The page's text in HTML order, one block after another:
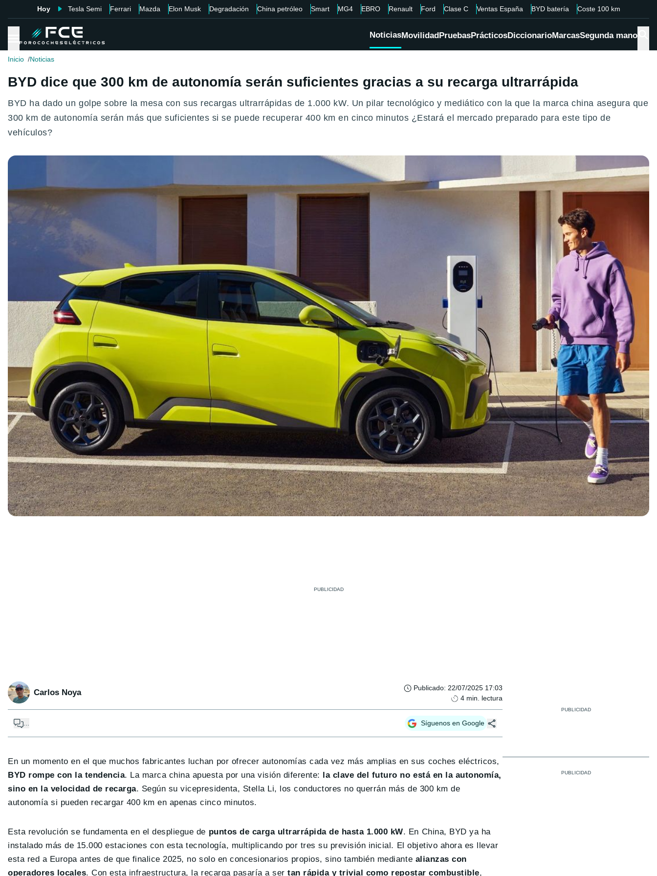
Hoy Tesla Semi Ferrari Mazda Elon Musk Degradación China petróleo Smart MG4 EBRO Renault Ford Clase C Ventas España BYD batería Coste 100 km
NoticiasMovilidadPruebasPrácticosDiccionarioMarcasSegunda mano
Inicio Noticias
BYD dice que 300 km de autonomía serán suficientes gracias a su recarga ultrarrápida
BYD ha dado un golpe sobre la mesa con sus recargas ultrarrápidas de 1.000 kW. Un pilar tecnológico y mediático con la que la marca china asegura que
300 km de autonomía serán más que suficientes si se puede recuperar 400 km en cinco minutos ¿Estará el mercado preparado para este tipo de
vehículos?
Carlos Noya Publicado: 22/07/2025 17:03
4 min. lectura
... Síguenos en Google
En un momento en el que muchos fabricantes luchan por ofrecer autonomías cada vez más amplias en sus coches eléctricos,
BYD rompe con la tendencia. La marca china apuesta por una visión diferente:
la clave del futuro no está en la autonomía,
sino en la velocidad de recarga. Según su vicepresidenta, Stella Li, los conductores no querrán más de 300 km de
autonomía si pueden recargar 400 km en apenas cinco minutos.
Esta revolución se fundamenta en el despliegue de puntos de carga ultrarrápida de hasta 1.000 kW. En China, BYD ya ha
instalado más de 15.000 estaciones con esta tecnología, multiplicando por tres su previsión inicial. El objetivo ahora es llevar
esta red a Europa antes de que finalice 2025, no solo en concesionarios propios, sino también mediante alianzas con
operadores locales. Con esta infraestructura, la recarga pasaría a sertan rápida y trivial como repostar combustible,